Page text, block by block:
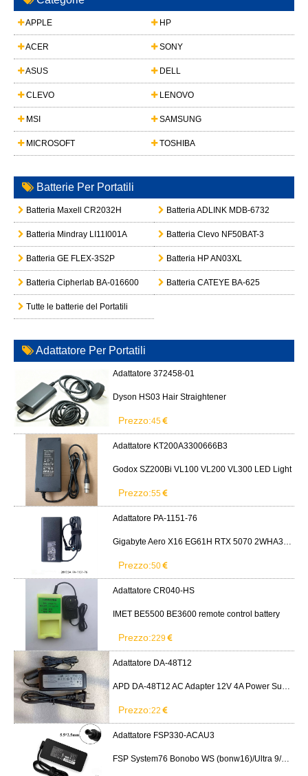
APPLE HP
ACER SONY
ASUS DELL
CLEVO LENOVO
MSI SAMSUNG
MICROSOFT TOSHIBA
Batterie Per Portatili
Batteria Maxell CR2032H Batteria ADLINK MDB-6732
Batteria Mindray LI11I001A Batteria Clevo NF50BAT-3
Batteria GE FLEX-3S2P Batteria HP AN03XL
Batteria Cipherlab BA-016600 Batteria CATEYE BA-625
Tutte le batterie del Portatili
Adattatore Per Portatili
Adattatore 372458-01
Dyson HS03 Hair Straightener
Prezzo:45
Adattatore KT200A3300666B3
Godox SZ200Bi VL100 VL200 VL300 LED Light
Prezzo:55
Adattatore PA-1151-76
Gigabyte Aero X16 EG61H RTX 5070 2WHA3USC64AH LITEON PA-1151-76 150W adapter
Prezzo:50
Adattatore CR040-HS
IMET BE5500 BE3600 remote control battery
Prezzo:229
Adattatore DA-48T12
APD DA-48T12 AC Adapter 12V 4A Power Supply Cord
Prezzo:22
Adattatore FSP330-ACAU3
FSP System76 Bonobo WS (bonw16)/Ultra 9/RTX5090